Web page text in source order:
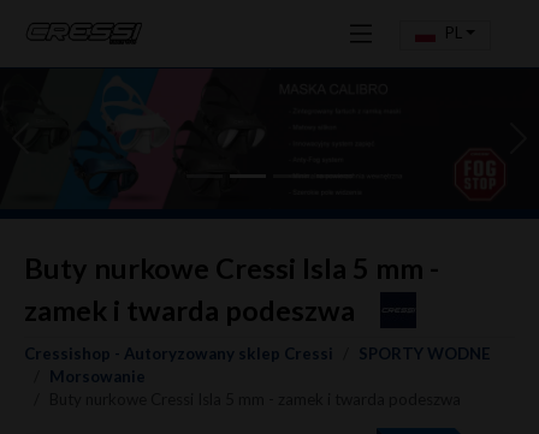
PL
Buty nurkowe Cressi Isla 5 mm -
zamek i twarda podeszwa
Cressishop - Autoryzowany sklep Cressi
SPORTY WODNE
Morsowanie